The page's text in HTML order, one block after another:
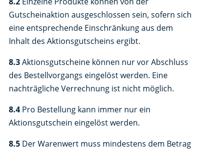
Gutscheinaktion ausgeschlossen sein, sofern sich
eine entsprechende Einschränkung aus dem
Inhalt des Aktionsgutscheins ergibt.
8.3Aktionsgutscheine können nur vor Abschluss
des Bestellvorgangs eingelöst werden. Eine
nachträgliche Verrechnung ist nicht möglich.
8.4Pro Bestellung kann immer nur ein
Aktionsgutschein eingelöst werden.
8.5Der Warenwert muss mindestens dem Betrag